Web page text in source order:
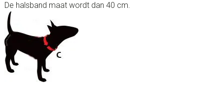
De halsband maat wordt dan 40 cm.